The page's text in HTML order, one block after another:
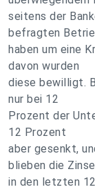
seitens der
befragten
haben um eine
davon wurden
diese bewilligt.
nur bei 12
Prozent der
12 Prozent
aber gesenkt,
blieben die
in den letzten